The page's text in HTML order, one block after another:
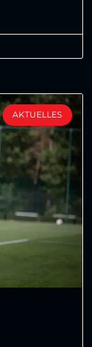
AKTUELLES